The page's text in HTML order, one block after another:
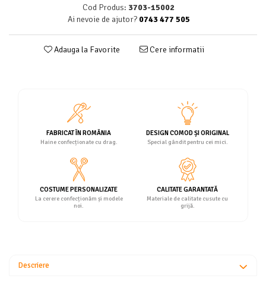
Cod Produs: 3703-15002
Ai nevoie de ajutor? 0743 477 505
Adauga la Favorite Cere informatii
FABRICAT ÎN ROMÂNIA
Haine confecționate cu drag.
DESIGN COMOD ȘI ORIGINAL
Special gândit pentru cei mici.
COSTUME PERSONALIZATE
La cerere confecționăm și modele
noi.
CALITATE GARANTATĂ
Materiale de calitate cusute cu
grijă.
Descriere